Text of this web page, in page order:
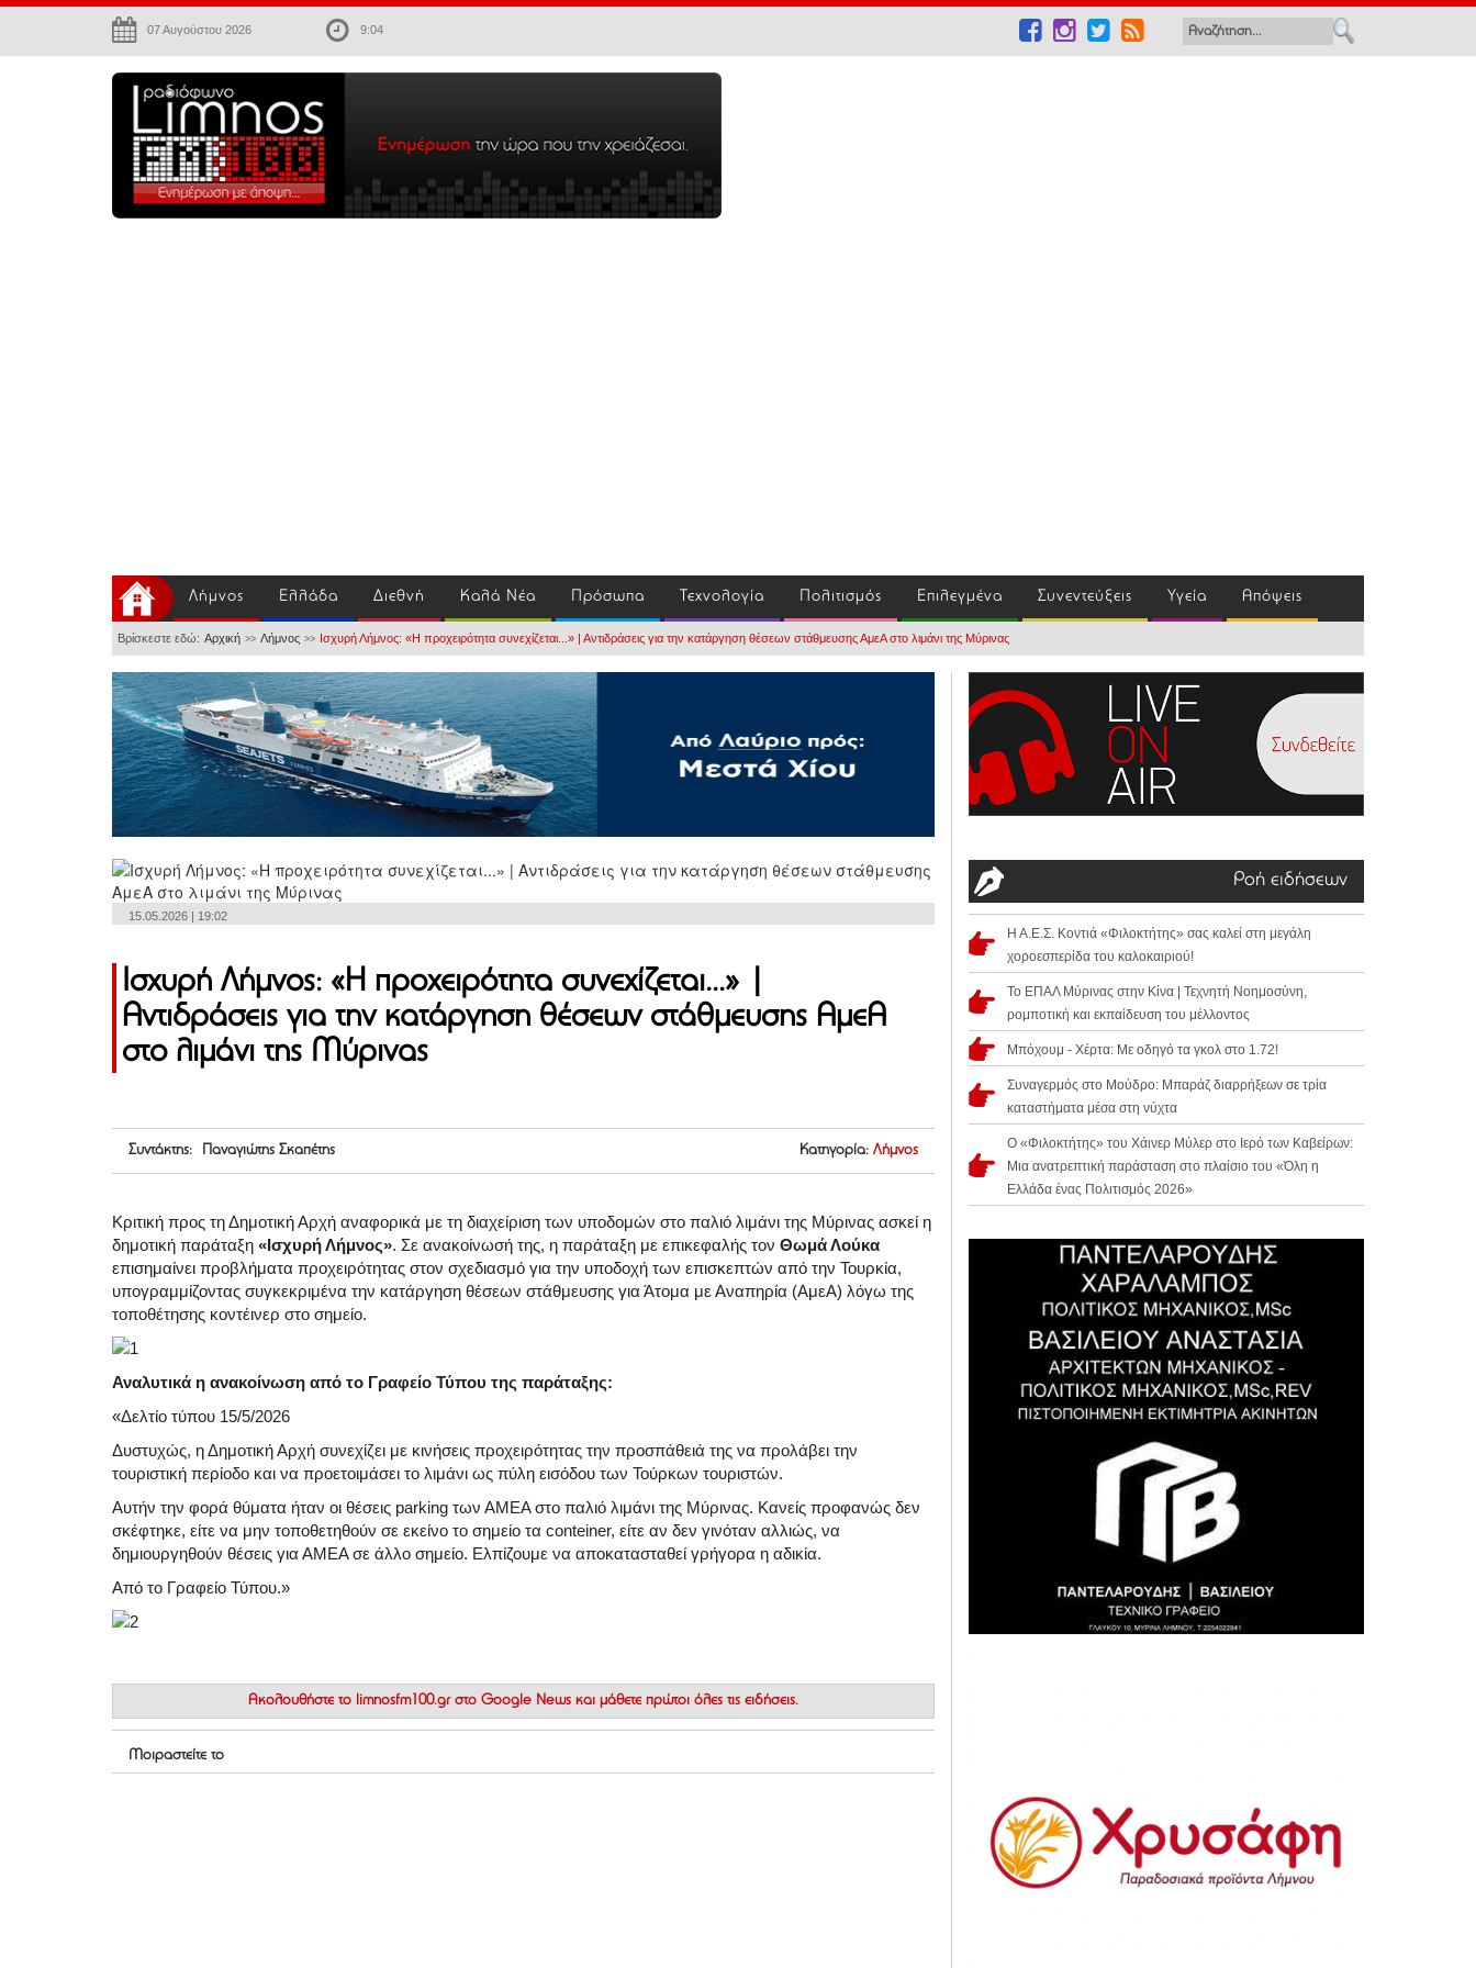
07 Αυγούστου 2026 9:04
Λήμνος Ελλάδα Διεθνή Καλά Νέα Πρόσωπα Τεχνολογία Πολιτισμός Επιλεγμένα Συνεντεύξεις Υγεία Απόψεις
Βρίσκεστε εδώ: Αρχική >> Λήμνος >> Ισχυρή Λήμνος: «Η προχειρότητα συνεχίζεται...» | Αντιδράσεις για την κατάργηση θέσεων στάθμευσης ΑμεΑ στο λιμάνι της Μύρινας
15.05.2026 | 19:02
Ισχυρή Λήμνος: «Η προχειρότητα συνεχίζεται...» |
Αντιδράσεις για την κατάργηση θέσεων στάθμευσης ΑμεΑ
στο λιμάνι της Μύρινας
Συντάκτης: Παναγιώτης Σκαπέτης Κατηγορία: Λήμνος
Κριτική προς τη Δημοτική Αρχή αναφορικά με τη διαχείριση των υποδομών στο παλιό λιμάνι της Μύρινας ασκεί η
δημοτική παράταξη «Ισχυρή Λήμνος». Σε ανακοίνωσή της, η παράταξη με επικεφαλής τον Θωμά Λούκα
επισημαίνει προβλήματα προχειρότητας στον σχεδιασμό για την υποδοχή των επισκεπτών από την Τουρκία,
υπογραμμίζοντας συγκεκριμένα την κατάργηση θέσεων στάθμευσης για Άτομα με Αναπηρία (ΑμεΑ) λόγω της
τοποθέτησης κοντέινερ στο σημείο.
Αναλυτικά η ανακοίνωση από το Γραφείο Τύπου της παράταξης:
«Δελτίο τύπου 15/5/2026
Δυστυχώς, η Δημοτική Αρχή συνεχίζει με κινήσεις προχειρότητας την προσπάθειά της να προλάβει την
τουριστική περίοδο και να προετοιμάσει το λιμάνι ως πύλη εισόδου των Τούρκων τουριστών.
Αυτήν την φορά θύματα ήταν οι θέσεις parking των ΑΜΕΑ στο παλιό λιμάνι της Μύρινας. Κανείς προφανώς δεν
σκέφτηκε, είτε να μην τοποθετηθούν σε εκείνο το σημείο τα conteiner, είτε αν δεν γινόταν αλλιώς, να
δημιουργηθούν θέσεις για ΑΜΕΑ σε άλλο σημείο. Ελπίζουμε να αποκατασταθεί γρήγορα η αδικία.
Από το Γραφείο Τύπου.»
Ακολουθήστε το limnosfm100.gr στο Google News και μάθετε πρώτοι όλες τις ειδήσεις.
Μοιραστείτε το
Ροή ειδήσεων
Η Α.Ε.Σ. Κοντιά «Φιλοκτήτης» σας καλεί στη μεγάλη
χοροεσπερίδα του καλοκαιριού!
Το ΕΠΑΛ Μύρινας στην Κίνα | Τεχνητή Νοημοσύνη,
ρομποτική και εκπαίδευση του μέλλοντος
Μπόχουμ - Χέρτα: Με οδηγό τα γκολ στο 1.72!
Συναγερμός στο Μούδρο: Μπαράζ διαρρήξεων σε τρία
καταστήματα μέσα στη νύχτα
Ο «Φιλοκτήτης» του Χάινερ Μύλερ στο Ιερό των Καβείρων:
Μια ανατρεπτική παράσταση στο πλαίσιο του «Όλη η
Ελλάδα ένας Πολιτισμός 2026»